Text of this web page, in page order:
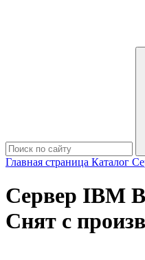
Главная страница Каталог
Сервер IBM
Снят с